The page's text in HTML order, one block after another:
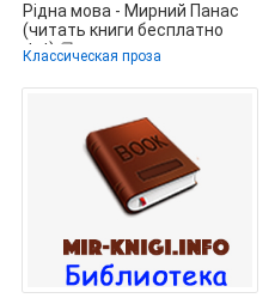
Рідна мова - Мирний Панас
(читать книги бесплатно
.txt) 📗
Классическая проза